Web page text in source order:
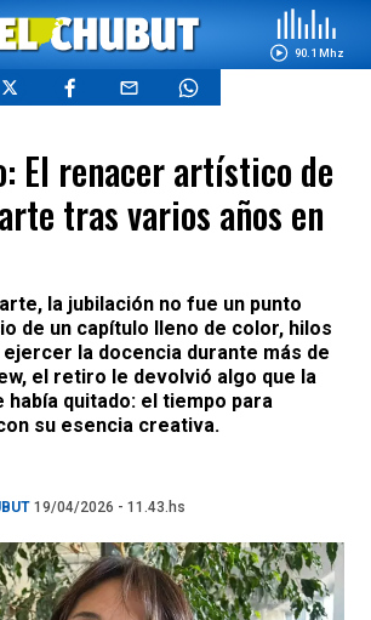
90.1 Mhz
El renacer artístico de
tras varios años en
la jubilación no fue un punto
de un capítulo lleno de color, hilos
la docencia durante más de
el retiro le devolvió algo que la
quitado: el tiempo para
su esencia creativa.
19/04/2026 - 11.43.hs